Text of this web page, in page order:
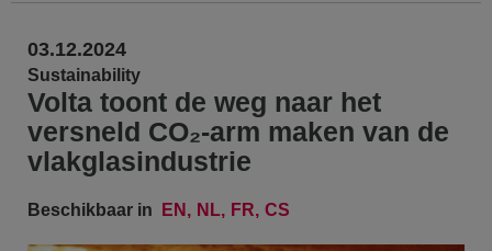
03.12.2024
Sustainability
Volta toont de weg naar het
versneld CO₂-arm maken van de
vlakglasindustrie
Beschikbaar in EN NL FR CS